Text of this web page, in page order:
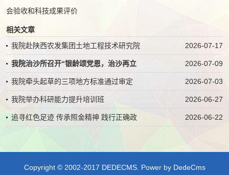
会验收和科技成果评价
相关文章
2026-07-17
我院赴陕西农发集团土地工程技术研究院
2026-07-09
我院治沙所召开“银龄颂党恩，治沙再立
2026-07-03
我院牵头起草的三项地方标准通过审定
2026-06-27
我院举办科研能力提升培训班
2026-06-22
追寻红色足迹 传承照金精神 践行正确政
Copyright © 2002-2017 DEDECMS. Power by DedeCms